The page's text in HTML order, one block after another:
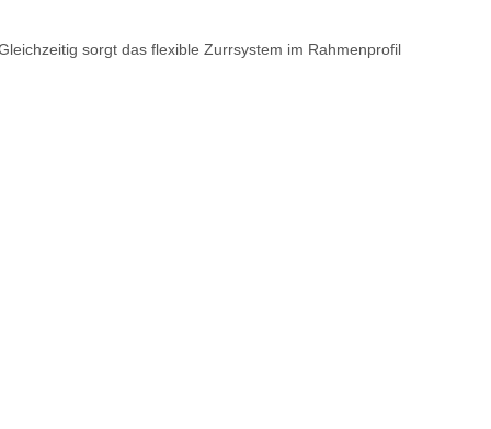
sorgt das flexible Zurrsystem im Rahmenprofil